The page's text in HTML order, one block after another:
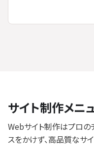
サイト制作メニ
Webサイト制作はプロの
スをかけず、高品質なサ